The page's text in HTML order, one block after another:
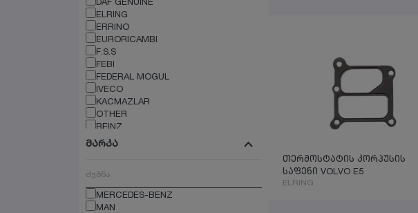
ELRING
ERRINO
EURORICAMBI
F.S.S
FEBI
FEDERAL MOGUL
IVECO
KACMAZLAR
OTHER
REINZ
SAMPA
VICTOR REINZ
WURTH
ZF
მარკა
MERCEDES-BENZ
MAN
თერმოსტატის კორპუსის
საფენი VOLVO E5
ELRING